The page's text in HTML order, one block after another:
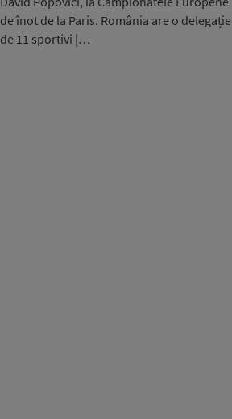
de înot de la Paris. România are o delegație
de 11 sportivi |…